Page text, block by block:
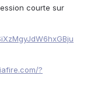
courte sur
?